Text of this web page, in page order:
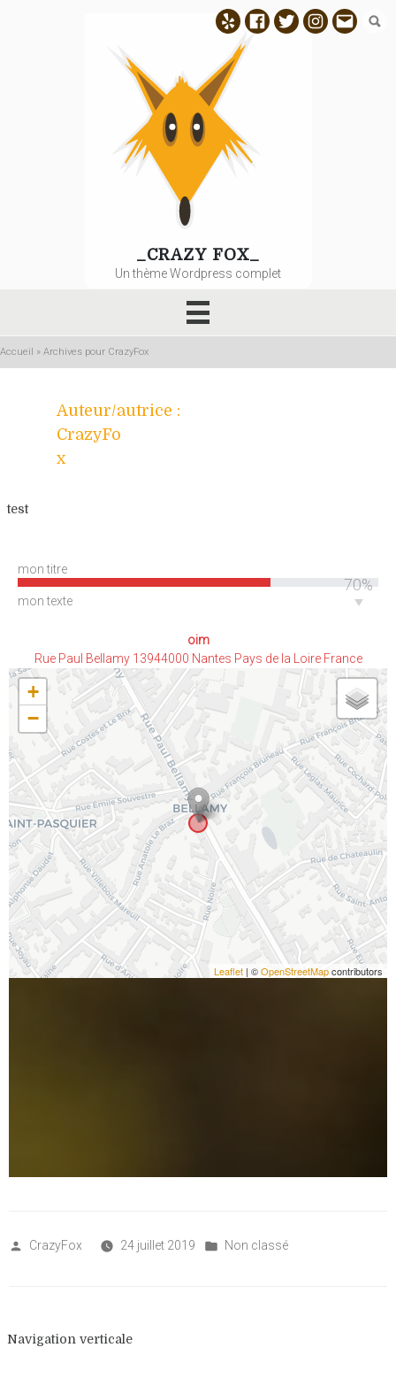
YelpFacebook
TwitterInstagram
E-
_CRAZY FOX_
Un thème Wordpress complet
Accueil » Archives pour CrazyFox
Auteur/autrice :
CrazyFo
x
test
mon titre
70%
mon texte
oim
Rue Paul Bellamy 13944000 Nantes Pays de la Loire France
+
−
Leaflet | ©OpenStreetMapcontributors
Posted
CrazyFox 24 juillet 2019
Posted
Non classé
Navigation verticale